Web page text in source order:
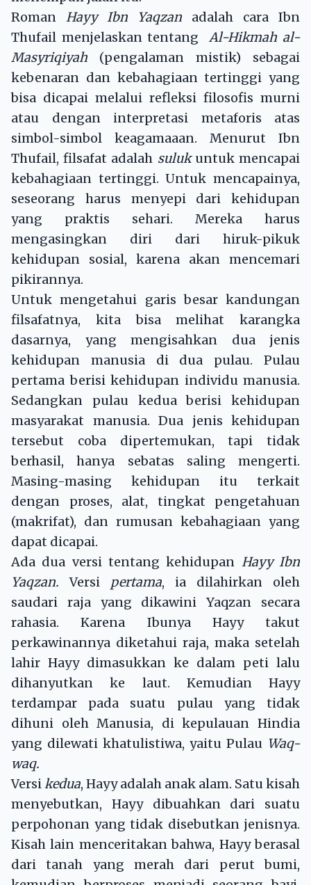
Roman Hayy Ibn Yaqzan adalah cara Ibn
Thufail menjelaskan tentang
Al-Hikmah al-
Masyriqiyah (pengalaman mistik) sebagai
kebenaran dan kebahagiaan tertinggi yang
bisa dicapai melalui refleksi filosofis murni
atau dengan interpretasi metaforis atas
simbol-simbol keagamaaan. Menurut Ibn
Thufail, filsafat adalah sulukuntuk mencapai
kebahagiaan tertinggi. Untuk mencapainya,
seseorang harus menyepi dari kehidupan
yang praktis sehari. Mereka harus
mengasingkan diri dari hiruk-pikuk
kehidupan sosial, karena akan mencemari
pikirannya.
Untuk mengetahui garis besar kandungan
filsafatnya, kita bisa melihat karangka
dasarnya, yang mengisahkan dua jenis
kehidupan manusia di dua pulau. Pulau
pertama berisi kehidupan individu manusia.
Sedangkan pulau kedua berisi kehidupan
masyarakat manusia. Dua jenis kehidupan
tersebut coba dipertemukan, tapi tidak
berhasil, hanya sebatas saling mengerti.
Masing-masing kehidupan itu terkait
dengan proses, alat, tingkat pengetahuan
(makrifat), dan rumusan kebahagiaan yang
dapat dicapai.
Ada dua versi tentang kehidupan Hayy Ibn
Yaqzan. Versi pertama, ia dilahirkan oleh
saudari raja yang dikawini Yaqzan secara
rahasia. Karena Ibunya Hayy takut
perkawinannya diketahui raja, maka setelah
lahir Hayy dimasukkan ke dalam peti lalu
dihanyutkan ke laut. Kemudian Hayy
terdampar pada suatu pulau yang tidak
dihuni oleh Manusia, di kepulauan Hindia
yang dilewati khatulistiwa, yaitu Pulau Waq-
waq.
Versikedua, Hayy adalah anak alam. Satu kisah
menyebutkan, Hayy dibuahkan dari suatu
perpohonan yang tidak disebutkan jenisnya.
Kisah lain menceritakan bahwa, Hayy berasal
dari tanah yang merah dari perut bumi,